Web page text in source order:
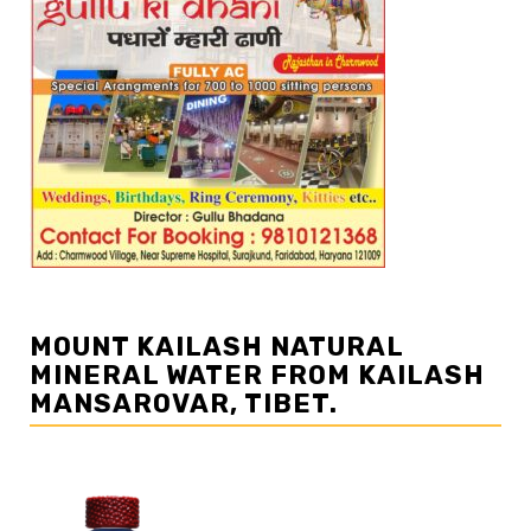
MOUNT KAILASH NATURAL
MINERAL WATER FROM KAILASH
MANSAROVAR, TIBET.